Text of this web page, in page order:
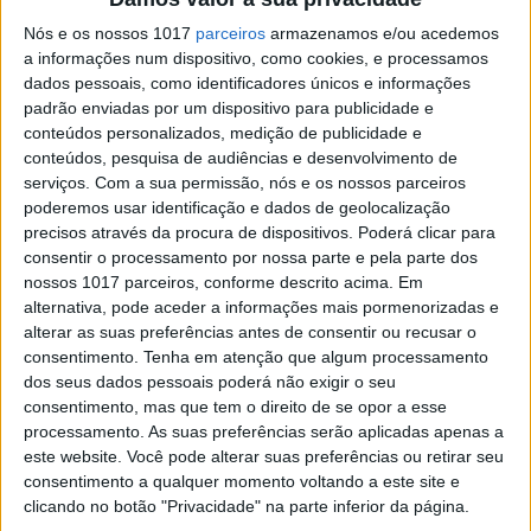
Nós e os nossos 1017 parceiros armazenamos e/ou acedemos
a informações num dispositivo, como cookies, e processamos
dados pessoais, como identificadores únicos e informações
padrão enviadas por um dispositivo para publicidade e
conteúdos personalizados, medição de publicidade e
conteúdos, pesquisa de audiências e desenvolvimento de
serviços. Com a sua permissão, nós e os nossos parceiros
poderemos usar identificação e dados de geolocalização
precisos através da procura de dispositivos. Poderá clicar para
consentir o processamento por nossa parte e pela parte dos
nossos 1017 parceiros, conforme descrito acima. Em
alternativa, pode aceder a informações mais pormenorizadas e
alterar as suas preferências antes de consentir ou recusar o
consentimento. Tenha em atenção que algum processamento
dos seus dados pessoais poderá não exigir o seu
consentimento, mas que tem o direito de se opor a esse
processamento. As suas preferências serão aplicadas apenas a
este website. Você pode alterar suas preferências ou retirar seu
consentimento a qualquer momento voltando a este site e
clicando no botão "Privacidade" na parte inferior da página.
Estão lançadas as habituais pistas para jogar à
edição ‘Quem é Quem’ da revista PRIMA.
Apresentação na fotogaleria digital, textos na
revista que está na banca
SITES DO GRUPO TRUST IN NEWS
Visão Visão Se7e